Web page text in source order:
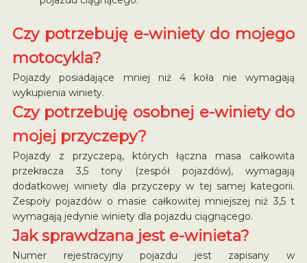
Czy potrzebuję e-winiety do mojego
motocykla?
Pojazdy posiadające mniej niż 4 koła nie wymagają
wykupienia winiety.
Czy potrzebuję osobnej e-winiety do
mojej przyczepy?
Pojazdy z przyczepą, których łączna masa całkowita
przekracza 3,5 tony (zespół pojazdów), wymagają
dodatkowej winiety dla przyczepy w tej samej kategorii.
Zespoły pojazdów o masie całkowitej mniejszej niż 3,5 t
wymagają jedynie winiety dla pojazdu ciągnącego.
Jak sprawdzana jest e-winieta?
Numer rejestracyjny pojazdu jest zapisany w